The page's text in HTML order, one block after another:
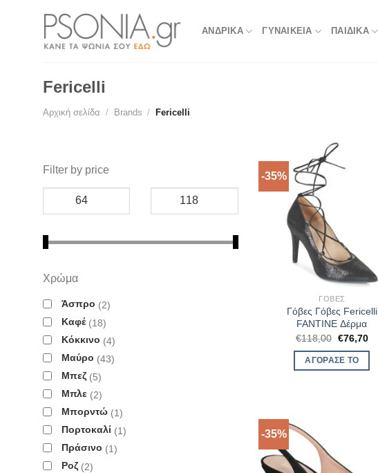
ΑΝΔΡΙΚΑ ΓΥΝΑΙΚΕΙΑ ΠΑΙΔΙΚΑ
Fericelli
Αρχική σελίδα / Brands / Fericelli
Filter by price
Χρώμα
Άσπρο
2
Καφέ
18
Κόκκινο
4
Μαύρο
43
Μπεζ
5
Μπλε
2
Μπορντώ
1
Πορτοκαλί
1
Πράσινο
1
Ροζ
2
-35%
ΓΌΒΕΣ
Γόβες Γόβες Fericelli
FANTINE Δέρμα
€118,00 Original
was:
€118,00.
€76,70Η
ΑΓΌΡΑΣΈ ΤΟ
-35%